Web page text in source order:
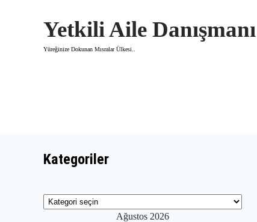
Yetkili Aile
Yüreğinize Dokunan Mısralar Ülkesi..
Kategoriler
Kategoriler
Ağustos 2026